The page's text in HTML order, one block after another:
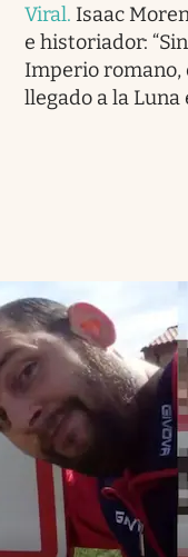
Viral. Isaac
e historiador:
Imperio romano,
llegado a la Luna